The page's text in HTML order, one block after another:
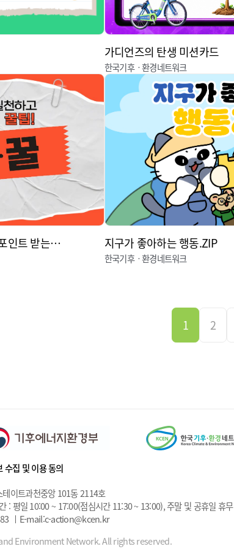
가디언즈의 탄생 미션카드
한국기후ㆍ환경네트워크
탄포꿀 : 탄소중립 생활 실천하고 포인트 받는 꿀팁 지구가 좋아하는 행동.ZIP
한국기후ㆍ환경네트워크
1 2
수집 및 이용 동의
이트과천중앙 101동 2114호
: 평일 10:00 ~ 17:00(점심시간 11:30 ~ 13:00), 주말 및 공휴일 휴무
E-mail:c-action@kcen.kr
Environment Network. All rights reserved.